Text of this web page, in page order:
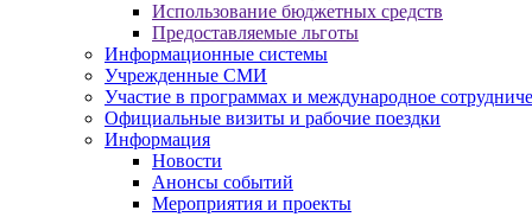
Использование бюджетных средств
Предоставляемые льготы
Информационные системы
Учрежденные СМИ
Участие в программах и международное
Официальные визиты и рабочие поездки
Информация
Новости
Анонсы событий
Мероприятия и проекты